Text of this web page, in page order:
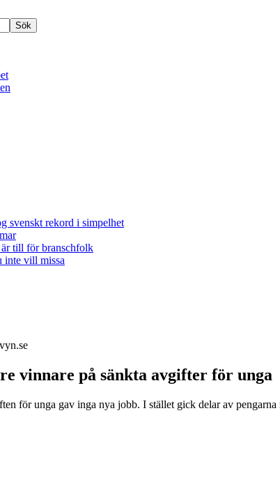
svenskt rekord i simpelhet
är till för branschfolk
inte vill missa
vinnare på sänkta avgifter för unga
för unga gav inga nya jobb. I stället gick delar av